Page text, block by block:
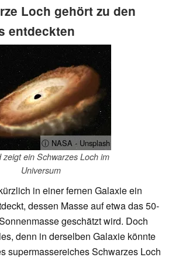
Loch gehört zu den
entdeckten
ⓘ NASA - Unsplash
zeigt ein Schwarzes Loch im
Universum
in einer fernen Galaxie ein
dessen Masse auf etwa das 50-
geschätzt wird. Doch
denn in derselben Galaxie könnte
supermassereiches Schwarzes Loch